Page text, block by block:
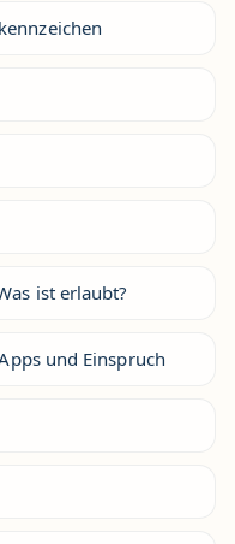
ist erlaubt?
und Einspruch